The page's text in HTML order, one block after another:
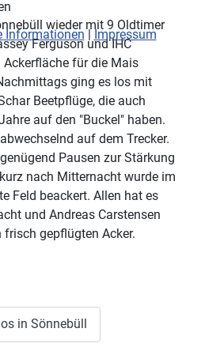
wieder mit 9 Oldtimer
Ferguson und IHC
für die Mais
ging es los mit
Beetpflüge, die auch
auf den "Buckel" haben.
auf dem Trecker.
Pausen zur Stärkung
nach Mitternacht wurde im
Feld beackert. Allen hat es
und Andreas Carstensen
gepflügten Acker.
in Sönnebüll
Informationen|Impressum